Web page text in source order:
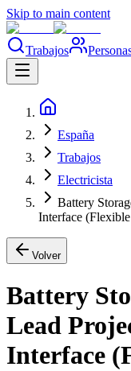
Skip to main content
Trabajos
España
Trabajos
Electricista
Battery
Interface
Volver
Battery
Lead
Interface